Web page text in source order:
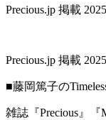
Precious.jp 掲載
Precious.jp 掲載
■藤岡篤子の
雑誌『Precious』『